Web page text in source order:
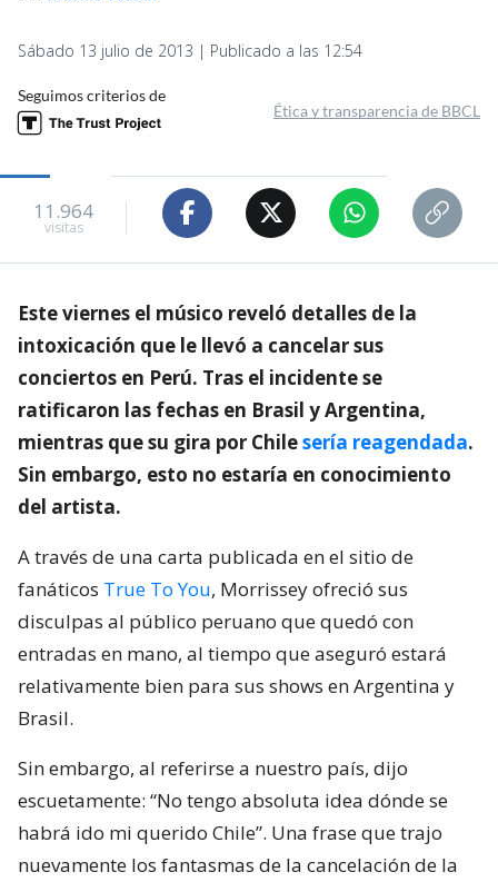
Sábado 13 julio de 2013 | Publicado a las 12:54
Seguimos criterios de
Ética y transparencia de BBCL
11.964
visitas
Este viernes el músico reveló detalles de la
intoxicación que le llevó a cancelar sus
conciertos en Perú. Tras el incidente se
ratificaron las fechas en Brasil y Argentina,
mientras que su gira por Chilesería reagendada.
Sin embargo, esto no estaría en conocimiento
del artista.
A través de una carta publicada en el sitio de
fanáticos True To You, Morrissey ofreció sus
disculpas al público peruano que quedó con
entradas en mano, al tiempo que aseguró estará
relativamente bien para sus shows en Argentina y
Brasil.
Sin embargo, al referirse a nuestro país, dijo
escuetamente: “No tengo absoluta idea dónde se
habrá ido mi querido Chile”. Una frase que trajo
nuevamente los fantasmas de la cancelación de la